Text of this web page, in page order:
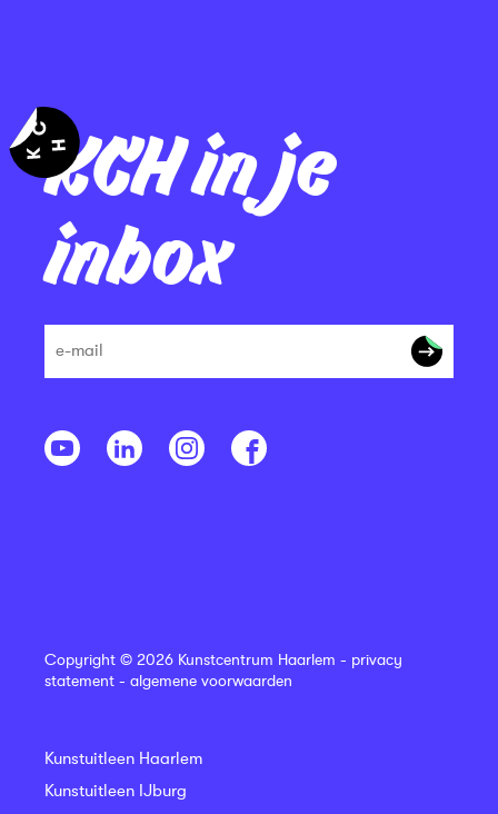
KCH in je
inbox
Copyright © 2026 Kunstcentrum Haarlem - privacy
statement - algemene voorwaarden
Kunstuitleen Haarlem
Kunstuitleen IJburg